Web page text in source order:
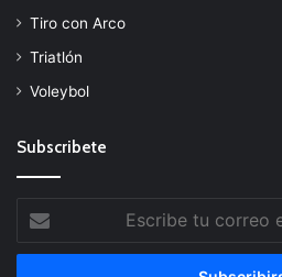
Tiro con Arco
Triatlón
Voleybol
Subscribete
tu
correo